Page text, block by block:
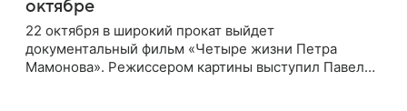
октябре
22 октября в широкий прокат выйдет
документальный фильм «Четыре жизни Петра
Мамонова». Режиссером картины выступил Павел